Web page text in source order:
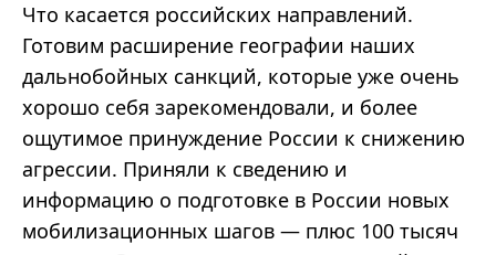
Что касается российских направлений.
Готовим расширение географии наших
дальнобойных санкций, которые уже очень
хорошо себя зарекомендовали, и более
ощутимое принуждение России к снижению
агрессии. Приняли к сведению и
информацию о подготовке в России новых
мобилизационных шагов — плюс 100 тысяч